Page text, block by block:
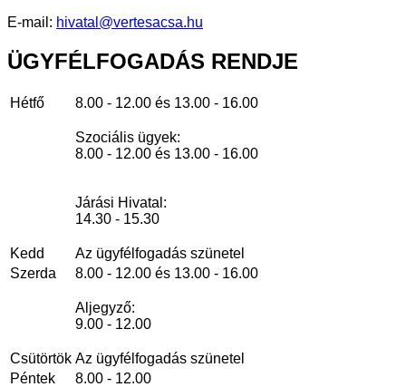
E-mail: hivatal@vertesacsa.hu
ÜGYFÉLFOGADÁS RENDJE
Hétfő 8.00 - 12.00 és 13.00 - 16.00
Szociális ügyek:
8.00 - 12.00 és 13.00 - 16.00
Járási Hivatal:
14.30 - 15.30
Kedd
Az ügyfélfogadás szünetel
Szerda
8.00 - 12.00 és 13.00 - 16.00
Aljegyző:
9.00 - 12.00
Csütörtök Az ügyfélfogadás szünetel
Péntek
8.00 - 12.00